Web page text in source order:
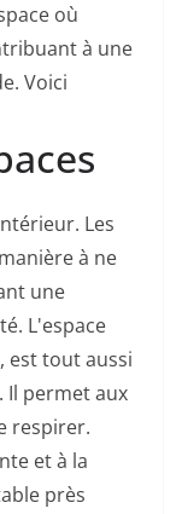
où
à une
Voici
Les
à ne
une
L'espace
est tout aussi
Il permet aux
respirer.
et à la
près